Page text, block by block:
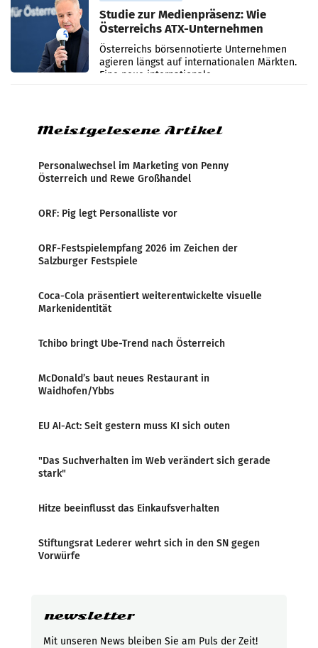
Studie zur Medienpräsenz: Wie
Österreichs ATX-Unternehmen
international wahrgenommen
werden
Österreichs börsennotierte Unternehmen
agieren längst auf internationalen Märkten.
Eine neue internationale
Medienresonanzanalyse untersucht die
Meistgelesene Artikel
Personalwechsel im Marketing von Penny
Österreich und Rewe Großhandel
ORF: Pig legt Personalliste vor
ORF-Festspielempfang 2026 im Zeichen der
Salzburger Festspiele
Coca-Cola präsentiert weiterentwickelte visuelle
Markenidentität
Tchibo bringt Ube-Trend nach Österreich
McDonald’s baut neues Restaurant in
Waidhofen/Ybbs
EU AI-Act: Seit gestern muss KI sich outen
"Das Suchverhalten im Web verändert sich gerade
stark"
Hitze beeinflusst das Einkaufsverhalten
Stiftungsrat Lederer wehrt sich in den SN gegen
Vorwürfe
newsletter
Mit unseren News bleiben Sie am Puls der Zeit!